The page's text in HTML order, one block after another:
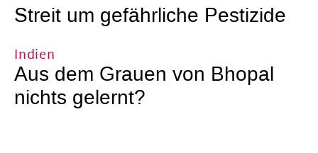
Streit um gefährliche Pestizide
Indien
Aus dem Grauen von Bhopal
nichts gelernt?